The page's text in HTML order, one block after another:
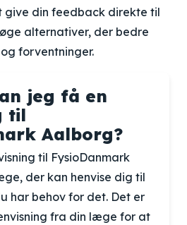
give din feedback direkte til
alternativer, der bedre
forventninger.
jeg få en
til
Aalborg?
til FysioDanmark
der kan henvise dig til
har behov for det. Det er
fra din læge for at